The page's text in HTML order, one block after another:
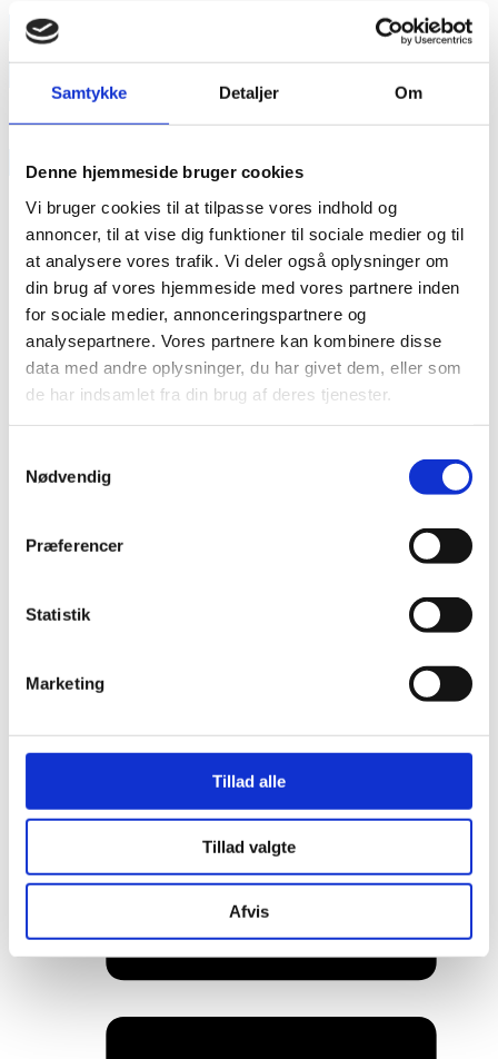
Samtykke Detaljer Om
Denne hjemmeside bruger cookies
Vi bruger cookies til at tilpasse vores indhold og
annoncer, til at vise dig funktioner til sociale medier og til
at analysere vores trafik. Vi deler også oplysninger om
din brug af vores hjemmeside med vores partnere inden
for sociale medier, annonceringspartnere og
analysepartnere. Vores partnere kan kombinere disse
data med andre oplysninger, du har givet dem, eller som
de har indsamlet fra din brug af deres tjenester.
Nødvendig
Præferencer
Statistik
Marketing
Tillad alle
Tillad valgte
Afvis
annonce
RAINBOW BUSINESS DENMARK
Her er alle vinderne fra årets Danish
Rainbow Awards